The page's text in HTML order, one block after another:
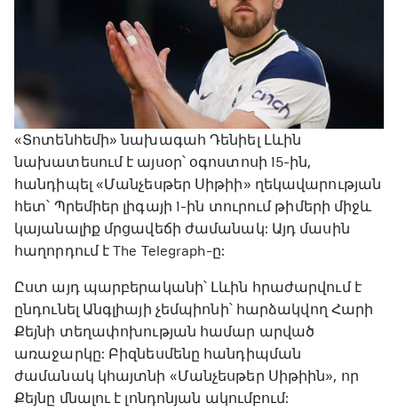
«Տոտենհեմի» նախագահ Դենիել Լևին
նախատեսում է այսօր՝ օգոստոսի 15-ին,
հանդիպել «Մանչեսթեր Սիթիի» ղեկավարության
հետ՝ Պրեմիեր լիգայի 1-ին տուրում թիմերի միջև
կայանալիք մրցավեճի ժամանակ: Այդ մասին
հաղորդում է The Telegraph-ը:
Ըստ այդ պարբերականի՝ Լևին հրաժարվում է
ընդունել Անգլիայի չեմպիոնի՝ հարձակվող Հարի
Քեյնի տեղափոխության համար արված
առաջարկը: Բիզնեսմենը հանդիպման
ժամանակ կհայտնի «Մանչեսթեր Սիթիին», որ
Քեյնը մնալու է լոնդոնյան ակումբում: